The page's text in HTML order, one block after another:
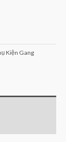
Kiện Gang